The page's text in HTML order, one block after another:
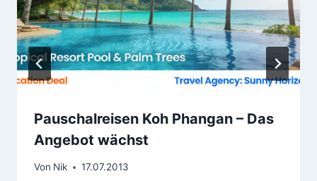
Pauschalreisen Koh Phangan – Das
Angebot wächst
Von Nik 17.07.2013